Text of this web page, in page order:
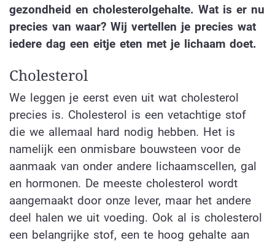
gezondheid en cholesterolgehalte. Wat is er nu
precies van waar? Wij vertellen je precies wat
iedere dag een eitje eten met je lichaam doet.
Cholesterol
We leggen je eerst even uit wat cholesterol
precies is. Cholesterol is een vetachtige stof
die we allemaal hard nodig hebben. Het is
namelijk een onmisbare bouwsteen voor de
aanmaak van onder andere lichaamscellen, gal
en hormonen. De meeste cholesterol wordt
aangemaakt door onze lever, maar het andere
deel halen we uit voeding. Ook al is cholesterol
een belangrijke stof, een te hoog gehalte aan